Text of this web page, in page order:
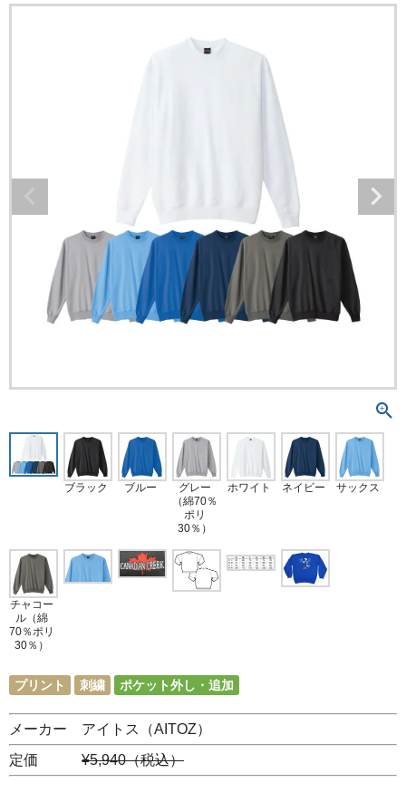
ブラック ブルー
グレー
（綿70％
ポリ
30％）
ホワイト ネイビー サックス
チャコー
ル（綿
70％ポリ
30％）
プリント 刺繍 ポケット外し・追加
メーカー アイトス（AITOZ）
定価 ¥5,940（税込）